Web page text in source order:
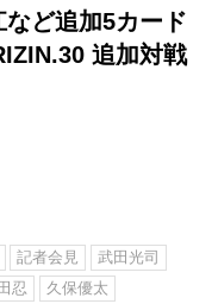
ど追加5カード
追加対戦
記者会見
武田光司
忍 久保優太